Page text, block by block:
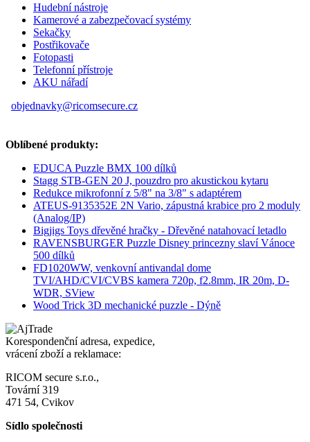
Hudební nástroje
Kamerové a zabezpečovací systémy
Sekačky
Postřikovače
Fotopasti
Telefonní přístroje
AKU nářadí
objednavky@ricomsecure.cz
Oblíbené produkty:
EDUCA Puzzle BMX 100 dílků
Stagg STB-GEN 20 J, pouzdro pro akustickou kytaru
Redukce mikrofonní z 5/8" na 3/8" s adaptérem
ATEUS-9135352E 2N Vario, zápustná krabice pro 2 moduly
(Analog/IP)
Bigjigs Toys dřevěné hračky - Dřevěné natahovací letadlo
RAVENSBURGER Puzzle Disney princezny slaví Vánoce
500 dílků
FD1020WW, venkovní antivandal dome
TVI/AHD/CVI/CVBS kamera 720p, f2.8mm, IR 20m, D-
WDR, SView
Wood Trick 3D mechanické puzzle - Dýně
Korespondenční adresa, expedice,
vrácení zboží a reklamace:
RICOM secure s.r.o.,
Tovární 319
471 54, Cvikov
Sídlo společnosti